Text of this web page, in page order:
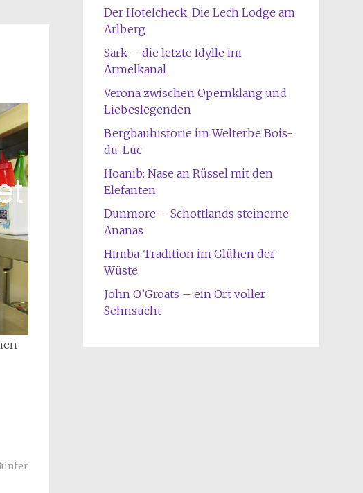
Der Hotelcheck: Die Lech Lodge am
Arlberg
Sark – die letzte Idylle im
Ärmelkanal
Verona zwischen Opernklang und
Liebeslegenden
Bergbauhistorie im Welterbe Bois-
du-Luc
Hoanib: Nase an Rüssel mit den
Elefanten
Dunmore – Schottlands steinerne
Ananas
Himba-Tradition im Glühen der
Wüste
John O’Groats – ein Ort voller
Sehnsucht